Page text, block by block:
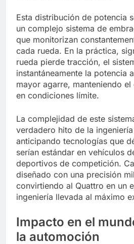
Esta distribución de potencia
un complejo sistema de
que monitorizan
cada rueda. En la práctica,
rueda pierde tracción, el
instantáneamente la potencia
mayor agarre, manteniendo
en condiciones límite.
La complejidad de este
verdadero hito de la
anticipando tecnologías que
serían estándar en vehículos
deportivos de competición.
diseñado con una precisión
convirtiendo al Quattro en un
ingeniería llevada al máximo
Impacto en el
la automoción